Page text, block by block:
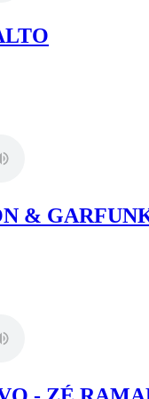
&